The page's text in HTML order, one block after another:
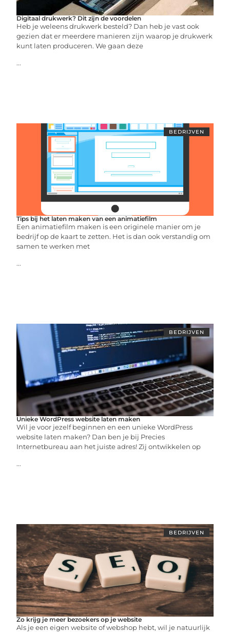
Digitaal drukwerk? Dit zijn de voordelen
Heb je weleens drukwerk besteld? Dan heb je vast ook
gezien dat er meerdere manieren zijn waarop je drukwerk
kunt laten produceren. We gaan deze
...
BEDRIJVEN
Tips bij het laten maken van een animatiefilm
Een animatiefilm maken is een originele manier om je
bedrijf op de kaart te zetten. Het is dan ook verstandig om
samen te werken met
...
BEDRIJVEN
Unieke WordPress website laten maken
Wil je voor jezelf beginnen en een unieke WordPress
website laten maken? Dan ben je bij Precies
Internetbureau aan het juiste adres! Zij ontwikkelen op
...
BEDRIJVEN
Zo krijg je meer bezoekers op je website
Als je een eigen website of webshop hebt, wil je natuurlijk